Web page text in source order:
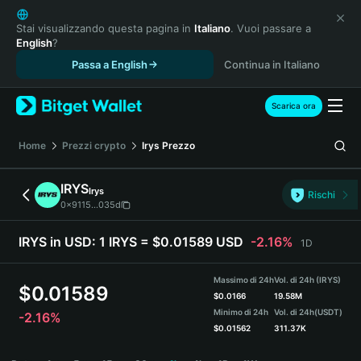
English
日本語
Tiếng Việt
Español (Latinoamérica)
Türkçe
Français
Deutsch
简体中文
繁體中文
Português (Portugal)
Bahasa Indonesia
ภาษาไทย
Español
Español (Argentina)
Stai visualizzando questa pagina in Italiano. Vuoi passare a
English?
Passa a English
Continua in Italiano
Scarica ora
Home Prezzi crypto Irys Prezzo
IRYSIrys
0x9115...035d
Rischi
IRYS in USD: 1 IRYS = $0.01589 USD -2.16% 1D
$0.01589
-2.16%
Massimo di 24h
$0.0166
Minimo di 24h
$0.01562
Vol. di 24h (IRYS)
19.58M
Vol. di 24h(USDT)
311.37K